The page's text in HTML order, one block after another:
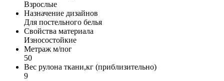
Взрослые
Назначение дизайнов
Для постельного белья
Свойства материала
Износостойкие
Метраж м/пог
50
Вес рулона ткани,кг (приблизительно)
9